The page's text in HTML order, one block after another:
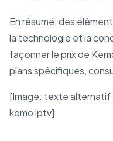
En résumé, des
la technologie et la
façonner le prix de
plans spécifiques,
[Image: texte alternatif
kemo iptv]